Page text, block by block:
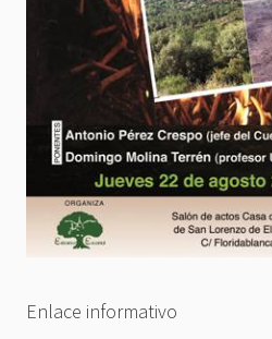
Enlace informativo